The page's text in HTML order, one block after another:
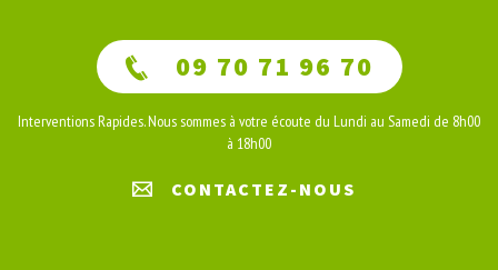
09 70 71 96 70
Interventions Rapides. Nous sommes à votre écoute du Lundi au Samedi de 8h00
à 18h00
CONTACTEZ-NOUS